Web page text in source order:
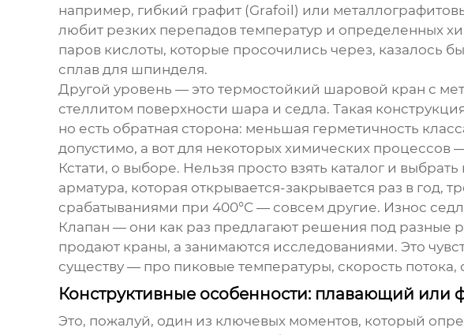
например, гибкий графит (Grafoil) или
любит резких перепадов температур и определенных
паров кислоты, которые просочились через, казалось
сплав для шпинделя.
Другой уровень — это термостойкий шаровой кран с
стеллитом поверхности шара и седла. Такая
но есть обратная сторона: меньшая герметичность
допустимо, а вот для некоторых химических
Кстати, о выборе. Нельзя просто взять каталог и
арматура, которая открывается-закрывается раз в
срабатываниями при 400°C — совсем другие. Износ
Клапан — они как раз предлагают решения под разные
продают краны, а занимаются исследованиями. Это
существу — про пиковые температуры, скорость потока,
Конструктивные особенности: плавающий
Это, пожалуй, один из ключевых моментов, который